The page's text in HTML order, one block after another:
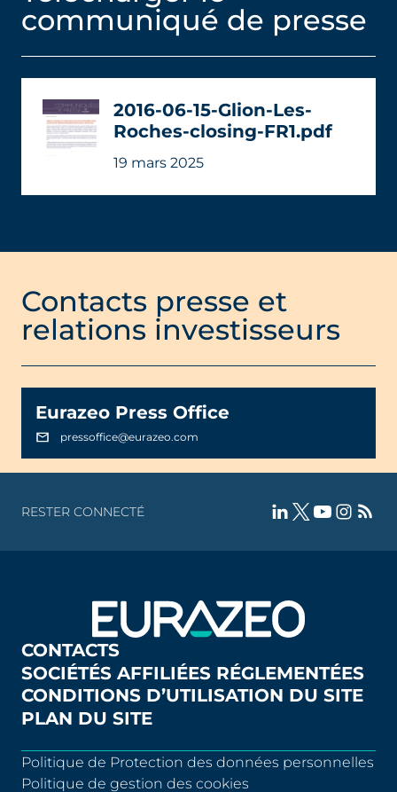
communiqué de presse
2016-06-15-Glion-Les-
Roches-closing-FR1.pdf
19 mars 2025
Contacts presse et
relations investisseurs
Eurazeo Press Office
pressoffice@eurazeo.com
RESTER CONNECTÉ
CONTACTS
SOCIÉTÉS AFFILIÉES RÉGLEMENTÉES
CONDITIONS D’UTILISATION DU SITE
PLAN DU SITE
Politique de Protection des données personnelles
Politique de gestion des cookies